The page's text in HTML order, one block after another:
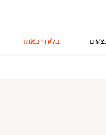
בלעדי באתר